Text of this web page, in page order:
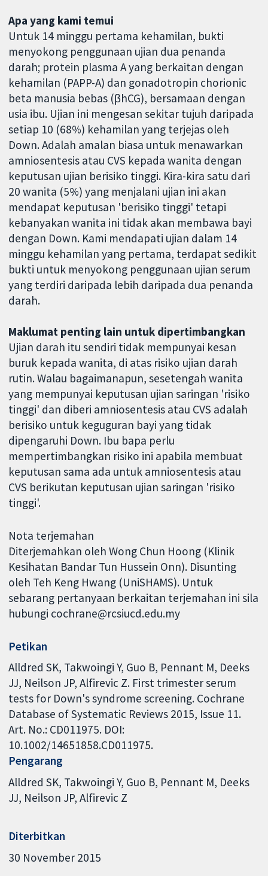
Apa yang kami temui
Untuk 14 minggu pertama kehamilan, bukti
menyokong penggunaan ujian dua penanda
darah; protein plasma A yang berkaitan dengan
kehamilan (PAPP-A) dan gonadotropin chorionic
beta manusia bebas (βhCG), bersamaan dengan
usia ibu. Ujian ini mengesan sekitar tujuh daripada
setiap 10 (68%) kehamilan yang terjejas oleh
Down. Adalah amalan biasa untuk menawarkan
amniosentesis atau CVS kepada wanita dengan
keputusan ujian berisiko tinggi. Kira-kira satu dari
20 wanita (5%) yang menjalani ujian ini akan
mendapat keputusan 'berisiko tinggi' tetapi
kebanyakan wanita ini tidak akan membawa bayi
dengan Down. Kami mendapati ujian dalam 14
minggu kehamilan yang pertama, terdapat sedikit
bukti untuk menyokong penggunaan ujian serum
yang terdiri daripada lebih daripada dua penanda
darah.
Maklumat penting lain untuk dipertimbangkan
Ujian darah itu sendiri tidak mempunyai kesan
buruk kepada wanita, di atas risiko ujian darah
rutin. Walau bagaimanapun, sesetengah wanita
yang mempunyai keputusan ujian saringan 'risiko
tinggi' dan diberi amniosentesis atau CVS adalah
berisiko untuk keguguran bayi yang tidak
dipengaruhi Down. Ibu bapa perlu
mempertimbangkan risiko ini apabila membuat
keputusan sama ada untuk amniosentesis atau
CVS berikutan keputusan ujian saringan 'risiko
tinggi'.
Nota terjemahan
Diterjemahkan oleh Wong Chun Hoong (Klinik
Kesihatan Bandar Tun Hussein Onn). Disunting
oleh Teh Keng Hwang (UniSHAMS). Untuk
sebarang pertanyaan berkaitan terjemahan ini sila
hubungi cochrane@rcsiucd.edu.my
Petikan
Alldred SK, Takwoingi Y, Guo B, Pennant M, Deeks
JJ, Neilson JP, Alfirevic Z. First trimester serum
tests for Down's syndrome screening. Cochrane
Database of Systematic Reviews 2015, Issue 11.
Art. No.: CD011975. DOI:
10.1002/14651858.CD011975.
Pengarang
Alldred SK Takwoingi Y Guo B Pennant M Deeks
JJ Neilson JP Alfirevic Z
Diterbitkan
30 November 2015